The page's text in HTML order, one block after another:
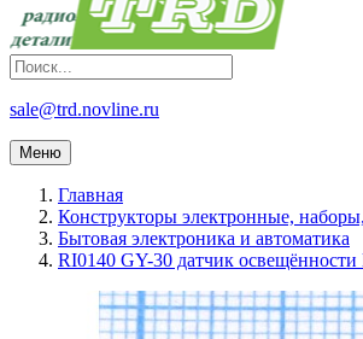
sale@trd.novline.ru
Меню
Главная
Конструкторы электронные,
Бытовая электроника и автоматика
RI0140 GY-30 датчик